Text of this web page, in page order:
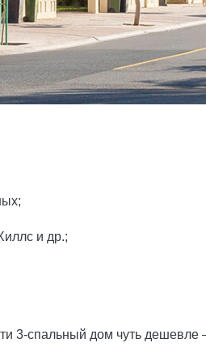
и др.;
3-спальный дом чуть дешевле